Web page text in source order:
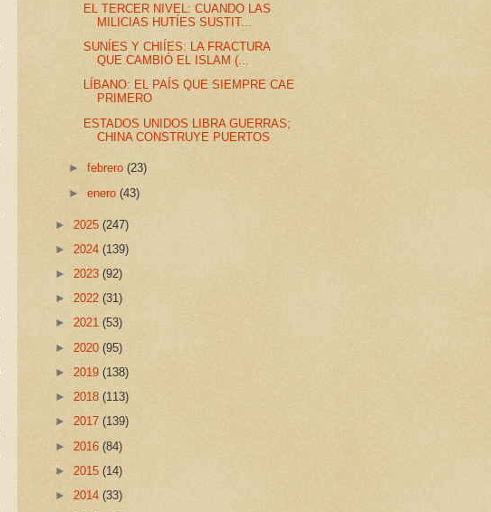
EL TERCER NIVEL: CUANDO LAS
MILICIAS HUTÍES SUSTIT...
SUNÍES Y CHIÍES: LA FRACTURA
QUE CAMBIÓ EL ISLAM (...
LÍBANO: EL PAÍS QUE SIEMPRE CAE
PRIMERO
ESTADOS UNIDOS LIBRA GUERRAS;
CHINA CONSTRUYE PUERTOS
►febrero(23)
►enero(43)
► 2025 (247)
► 2024 (139)
► 2023 (92)
► 2022 (31)
► 2021 (53)
► 2020 (95)
► 2019 (138)
► 2018 (113)
► 2017 (139)
► 2016 (84)
► 2015 (14)
► 2014 (33)